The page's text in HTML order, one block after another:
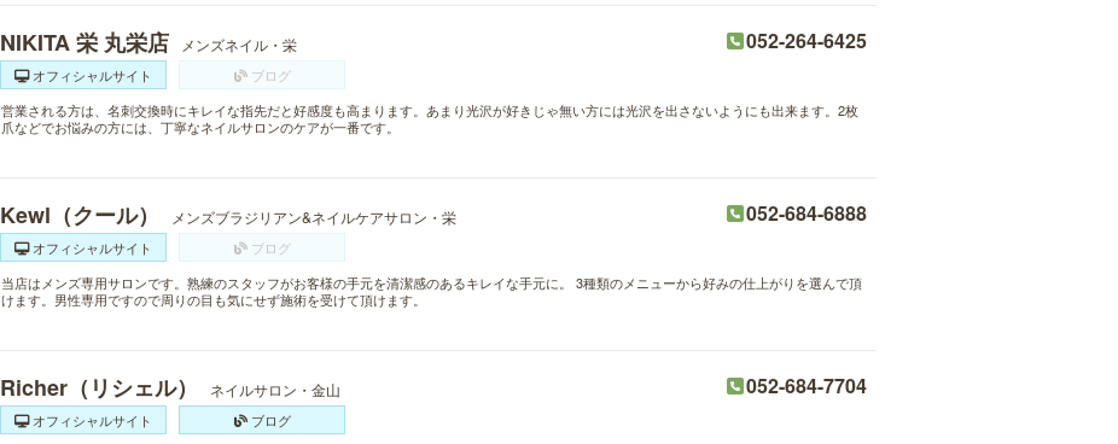
NIKITA 栄 丸栄店 メンズネイル・栄 052-264-6425
オフィシャルサイト
ブログ
営業される方は、名刺交換時にキレイな指先だと好感度も高まります。あまり光沢が好きじゃ無い方には光沢を出さないようにも出来ます。2枚
爪などでお悩みの方には、丁寧なネイルサロンのケアが一番です。
Kewl（クール） メンズブラジリアン&ネイルケアサロン・栄 052-684-6888
オフィシャルサイト
ブログ
当店はメンズ専用サロンです。熟練のスタッフがお客様の手元を清潔感のあるキレイな手元に。 3種類のメニューから好みの仕上がりを選んで頂
けます。男性専用ですので周りの目も気にせず施術を受けて頂けます。
Richer（リシェル） ネイルサロン・金山 052-684-7704
オフィシャルサイト
ブログ